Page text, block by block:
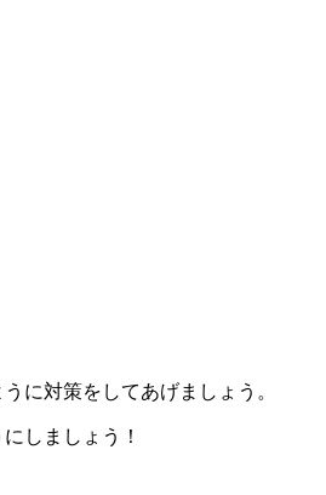
に対策をしてあげましょう。
しましょう！